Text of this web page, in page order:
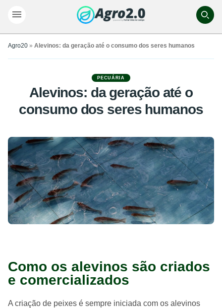
Agro20 » Alevinos: da geração até o consumo dos seres humanos
PECUÁRIA
Alevinos: da geração até o
consumo dos seres humanos
Como os alevinos são criados
e comercializados
A criação de peixes é sempre iniciada com os alevinos